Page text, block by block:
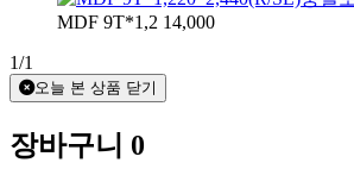
MDF 9T*1,2 14,000
1/1
오늘 본 상품 닫기
장바구니 0